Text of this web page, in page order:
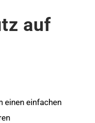
auf
einen einfachen